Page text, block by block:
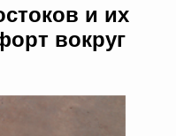
и их
вокруг